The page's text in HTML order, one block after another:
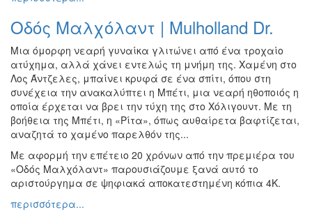
Οδός Μαλχόλαντ | Mulholland Dr.
Μια όμορφη νεαρή γυναίκα γλιτώνει από ένα τροχαίο
ατύχημα, αλλά χάνει εντελώς τη μνήμη της. Χαμένη στο
Λος Άντζελες, μπαίνει κρυφά σε ένα σπίτι, όπου στη
συνέχεια την ανακαλύπτει η Μπέτι, μια νεαρή ηθοποιός η
οποία έρχεται να βρει την τύχη της στο Χόλιγουντ. Με τη
βοήθεια της Μπέτι, η «Ρίτα», όπως αυθαίρετα βαφτίζεται,
αναζητά το χαμένο παρελθόν της...
Με αφορμή την επέτειο 20 χρόνων από την πρεμιέρα του
«Οδός Μαλχόλαντ» παρουσιάζουμε ξανά αυτό το
αριστούργημα σε ψηφιακά αποκατεστημένη κόπια 4Κ.
περισσότερα...